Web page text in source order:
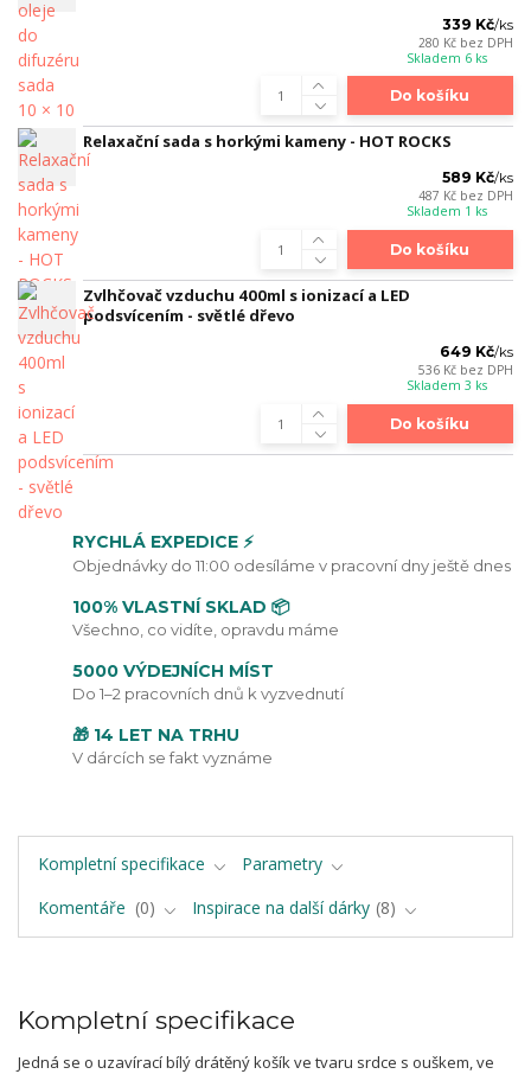
339 Kč/ks
280 Kč bez DPH
Skladem 6 ks
Do košíku
Relaxační sada s horkými kameny - HOT ROCKS
589 Kč/ks
487 Kč bez DPH
Skladem 1 ks
Do košíku
Zvlhčovač vzduchu 400ml s ionizací a LED
podsvícením - světlé dřevo
649 Kč/ks
536 Kč bez DPH
Skladem 3 ks
Do košíku
RYCHLÁ EXPEDICE ⚡
Objednávky do 11:00 odesíláme v pracovní dny ještě dnes
100% VLASTNÍ SKLAD 📦
Všechno, co vidíte, opravdu máme
5000 VÝDEJNÍCH MÍST
Do 1–2 pracovních dnů k vyzvednutí
🎁 14 LET NA TRHU
V dárcích se fakt vyznáme
Kompletní specifikace
Parametry
Komentáře
0 Inspirace na další dárky 8
Kompletní specifikace
Jedná se o uzavírací bílý drátěný košík ve tvaru srdce s ouškem, ve